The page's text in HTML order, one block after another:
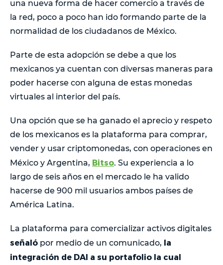
una nueva forma de hacer comercio a través de
la red, poco a poco han ido formando parte de la
normalidad de los ciudadanos de México.
Parte de esta adopción se debe a que los
mexicanos ya cuentan con diversas maneras para
poder hacerse con alguna de estas monedas
virtuales al interior del país.
Una opción que se ha ganado el aprecio y respeto
de los mexicanos es la plataforma para comprar,
vender y usar criptomonedas, con operaciones en
México y Argentina, Bitso. Su experiencia a lo
largo de seis años en el mercado le ha valido
hacerse de 900 mil usuarios ambos países de
América Latina.
La plataforma para comercializar activos digitales
señaló por medio de un comunicado, la
integración de DAI a su portafolio la cual